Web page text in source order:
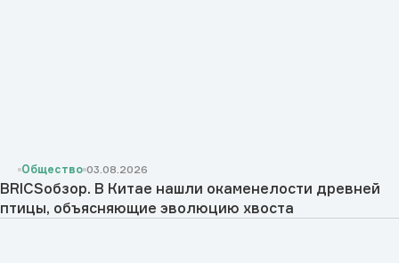
Общество 03.08.2026
BRICSобзор. В Китае нашли окаменелости древней
птицы, объясняющие эволюцию хвоста